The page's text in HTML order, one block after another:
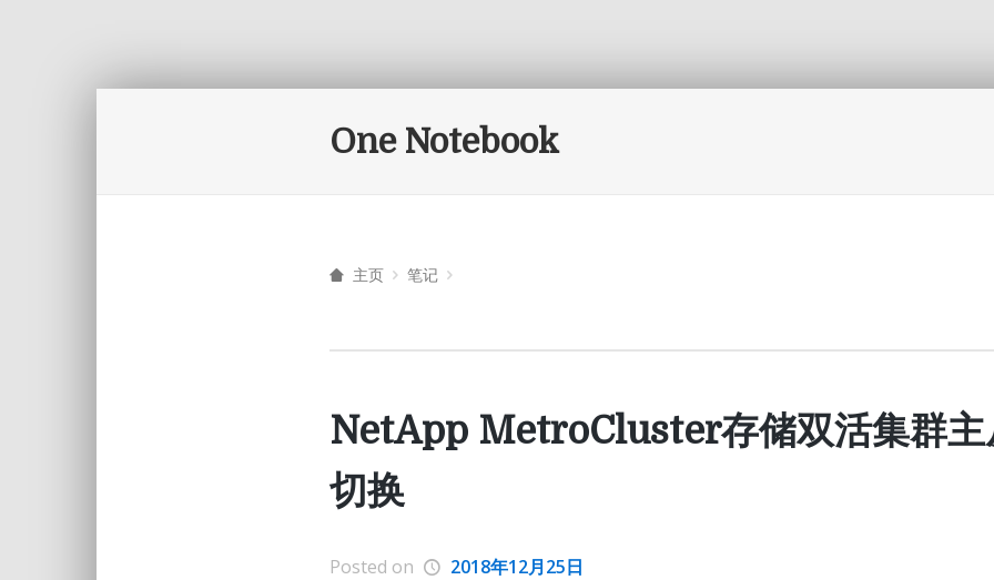
One Notebook
主页 笔记
NetApp MetroCluster存储双活集群主
切换
Posted on 2018年12月25日